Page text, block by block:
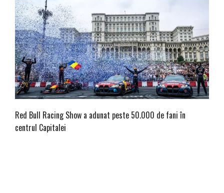
Red Bull Racing Show a adunat peste 50.000 de fani în
centrul Capitalei